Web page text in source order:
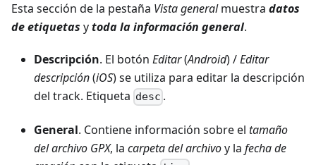
Esta sección de la pestaña Vista generalmuestra datos
de etiquetas ytoda la información general.
Descripción. El botón Editar(Android) /Editar
descripción(iOS) se utiliza para editar la descripción
del track. Etiqueta desc .
General. Contiene información sobre el tamaño
del archivo GPX, la carpeta del archivoy la fecha de